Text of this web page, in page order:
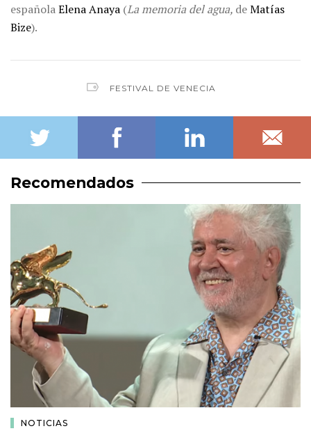
españolaElena Anaya (La memoria del agua, deMatías
Bize).
FESTIVAL DE VENECIA
Recomendados
NOTICIAS